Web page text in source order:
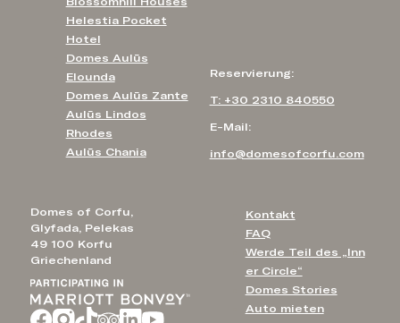
Domes of Corfu,
Glyfada, Pelekas
49 100 Korfu
Griechenland
Kontakt
FAQ
Werde Teil des „Inn
er Circle“
Domes Stories
Auto mieten
Reservierung:
T: +30 2310 840550
E-Mail:
info@domesofcorfu.com
Helestia Pocket
Hotel
Domes Aulūs
Elounda
Domes Aulūs Zante
Aulūs Lindos
Rhodes
Aulūs Chania